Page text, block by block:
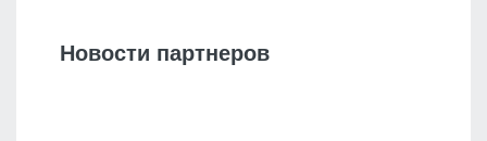
Новости партнеров